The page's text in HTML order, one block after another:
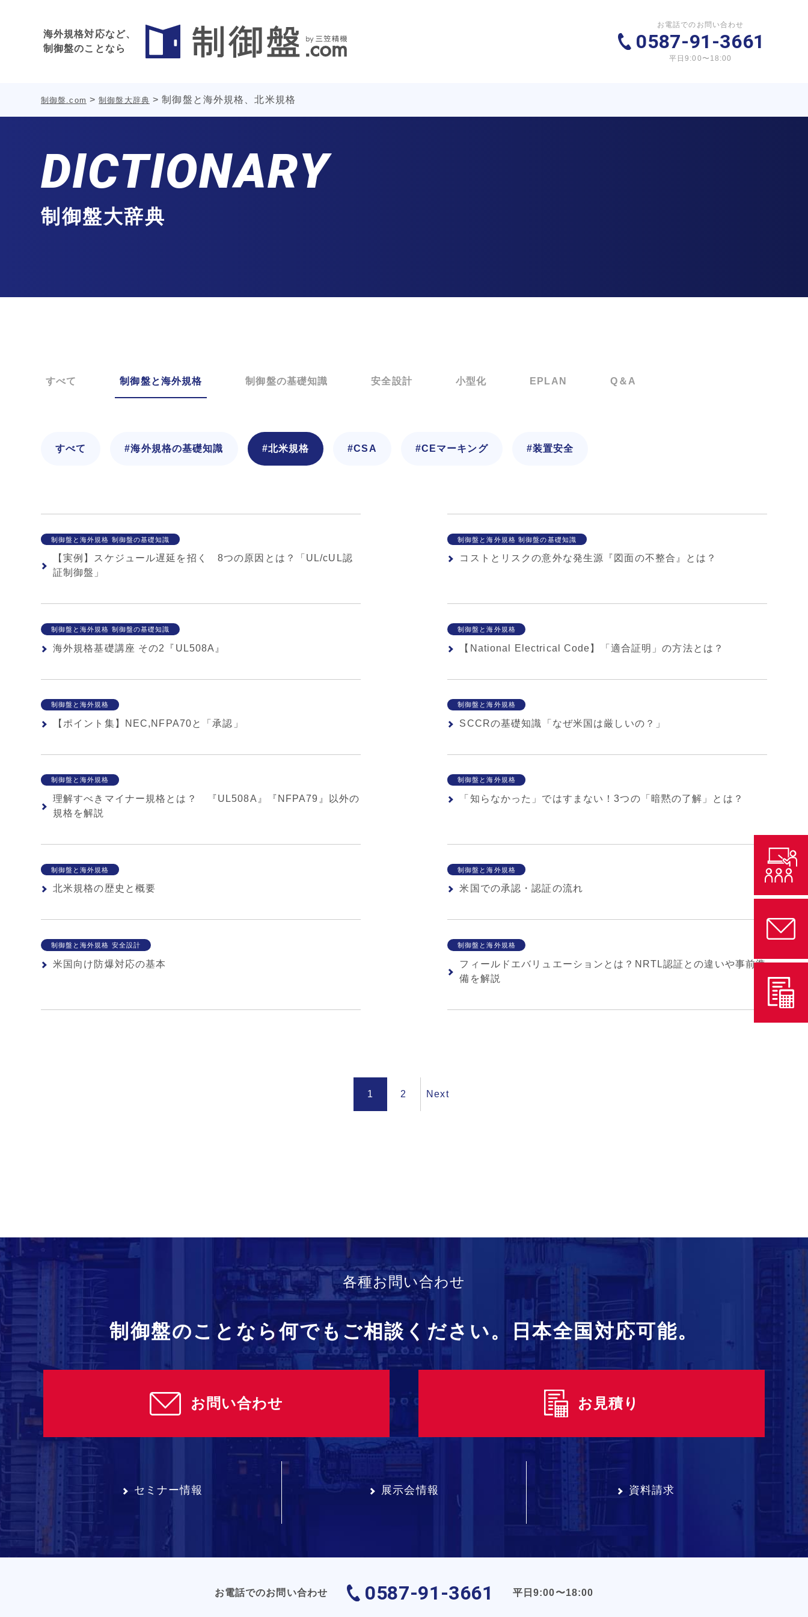
海外規格対応など、
制御盤のことなら
お電話でのお問い合わせ
0587-91-3661
平日9:00〜18:00
制御盤.com >制御盤大辞典 >制御盤と海外規格、北米規格
DICTIONARY
制御盤大辞典
すべて 制御盤と海外規格 制御盤の基礎知識 安全設計 小型化 EPLAN Q＆A
すべて #海外規格の基礎知識 #北米規格 #CSA #CEマーキング #装置安全
制御盤と海外規格 制御盤の基礎知識
【実例】スケジュール遅延を招く 8つの原因とは？「UL/cUL認
証制御盤」
制御盤と海外規格 制御盤の基礎知識
コストとリスクの意外な発生源『図面の不整合』とは？
制御盤と海外規格 制御盤の基礎知識
海外規格基礎講座 その2『UL508A』
制御盤と海外規格
【National Electrical Code】「適合証明」の方法とは？
制御盤と海外規格
【ポイント集】NEC,NFPA70と「承認」
制御盤と海外規格
SCCRの基礎知識「なぜ米国は厳しいの？」
制御盤と海外規格
理解すべきマイナー規格とは？ 『UL508A』『NFPA79』以外の
規格を解説
制御盤と海外規格
「知らなかった」ではすまない！3つの「暗黙の了解」とは？
制御盤と海外規格
北米規格の歴史と概要
制御盤と海外規格
米国での承認・認証の流れ
制御盤と海外規格 安全設計
米国向け防爆対応の基本
制御盤と海外規格
フィールドエバリュエーションとは？NRTL認証との違いや事前準
備を解説
1 2 Next
各種お問い合わせ
制御盤のことなら何でもご相談ください。日本全国対応可能。
お問い合わせ お見積り
セミナー情報 展示会情報 資料請求
お電話でのお問い合わせ 0587-91-3661 平日9:00〜18:00